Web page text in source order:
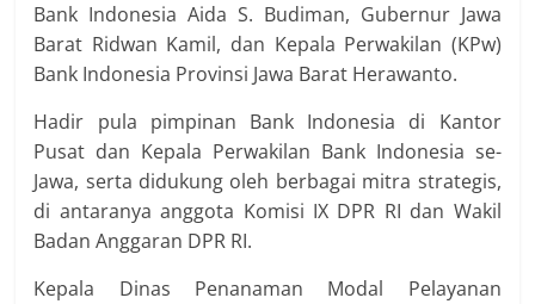
Bank Indonesia Aida S. Budiman, Gubernur Jawa
Barat Ridwan Kamil, dan Kepala Perwakilan (KPw)
Bank Indonesia Provinsi Jawa Barat Herawanto.
Hadir pula pimpinan Bank Indonesia di Kantor
Pusat dan Kepala Perwakilan Bank Indonesia se-
Jawa, serta didukung oleh berbagai mitra strategis,
di antaranya anggota Komisi IX DPR RI dan Wakil
Badan Anggaran DPR RI.
Kepala Dinas Penanaman Modal Pelayanan